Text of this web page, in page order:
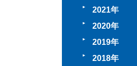
2021
2020
2019
2018